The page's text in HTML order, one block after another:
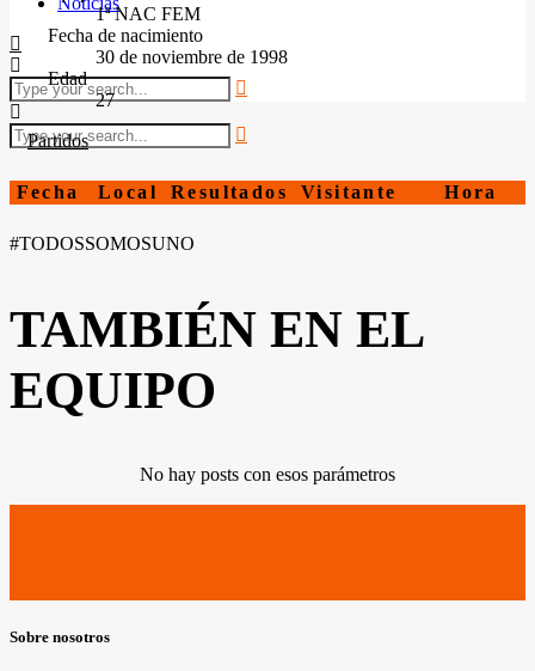
1ª NAC FEM
Fecha de nacimiento
30 de noviembre de 1998
Edad
27
Partidos
Fecha Local Resultados Visitante Hora
#TODOSSOMOSUNO
TAMBIÉN EN EL
EQUIPO
No hay posts con esos parámetros
Sobre nosotros